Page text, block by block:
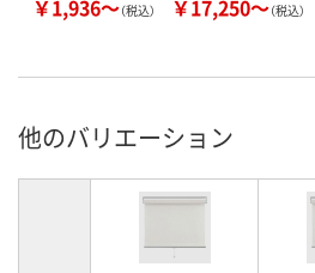
￥1,936～（税込） ￥17,250～（税込）
他のバリエーション